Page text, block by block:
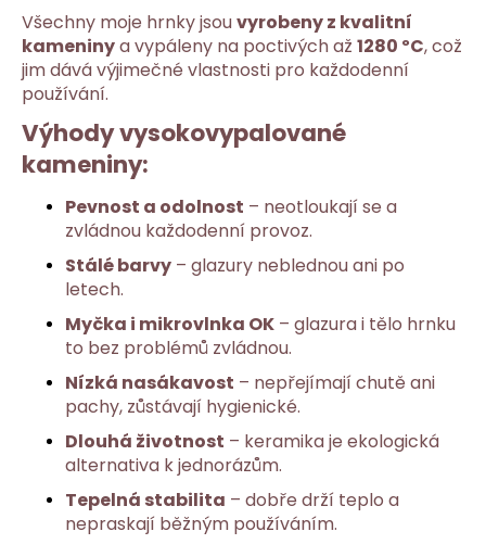
Všechny moje hrnky jsouvyrobeny z kvalitní
kameninya vypáleny na poctivých až 1280 ºC, což
jim dává výjimečné vlastnosti pro každodenní
používání.
Výhody vysokovypalované
kameniny:
Pevnost a odolnost – neotloukají se a
zvládnou každodenní provoz.
Stálé barvy – glazury neblednou ani po
letech.
Myčka i mikrovlnka OK – glazura i tělo hrnku
to bez problémů zvládnou.
Nízká nasákavost – nepřejímají chutě ani
pachy, zůstávají hygienické.
Dlouhá životnost – keramika je ekologická
alternativa k jednorázům.
Tepelná stabilita – dobře drží teplo a
nepraskají běžným používáním.
e
n
a
j
í
t